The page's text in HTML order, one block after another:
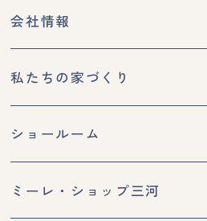
会社情報
私たちの家づくり
ショールーム
ミーレ・ショップ三河